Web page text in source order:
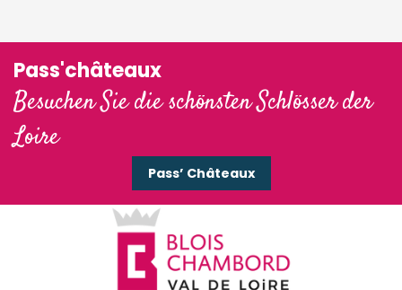
Pass'châteaux
Besuchen Sie die schönsten Schlösser der
Loire
Pass’ Châteaux